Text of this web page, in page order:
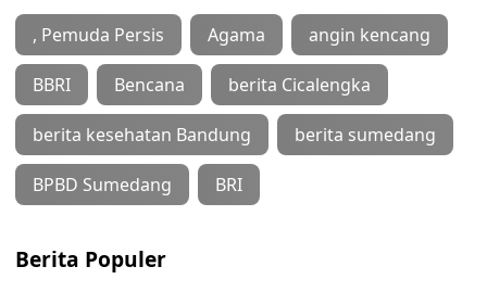
, Pemuda Persis Agama angin kencang
BBRI Bencana berita Cicalengka
berita kesehatan Bandung berita sumedang
BPBD Sumedang BRI
Berita Populer